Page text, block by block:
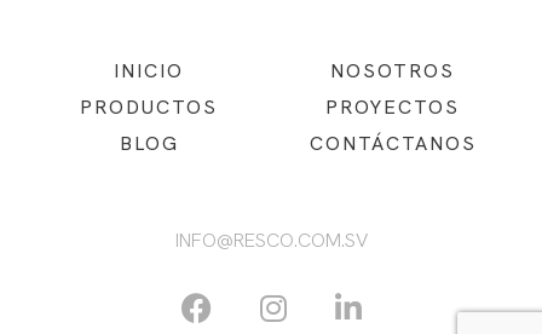
INICIO
NOSOTROS
PRODUCTOS
PROYECTOS
BLOG
CONTÁCTANOS
INFO@RESCO.COM.SV